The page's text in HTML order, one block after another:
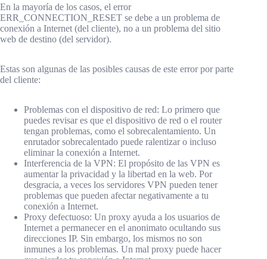
En la mayoría de los casos, el error
ERR_CONNECTION_RESET se debe a un problema de
conexión a Internet (del cliente), no a un problema del sitio
web de destino (del servidor).
Estas son algunas de las posibles causas de este error por parte
del cliente:
Problemas con el dispositivo de red: Lo primero que
puedes revisar es que el dispositivo de red o el router
tengan problemas, como el sobrecalentamiento. Un
enrutador sobrecalentado puede ralentizar o incluso
eliminar la conexión a Internet.
Interferencia de la VPN: El propósito de las VPN es
aumentar la privacidad y la libertad en la web. Por
desgracia, a veces los servidores VPN pueden tener
problemas que pueden afectar negativamente a tu
conexión a Internet.
Proxy defectuoso: Un proxy ayuda a los usuarios de
Internet a permanecer en el anonimato ocultando sus
direcciones IP. Sin embargo, los mismos no son
inmunes a los problemas. Un mal proxy puede hacer